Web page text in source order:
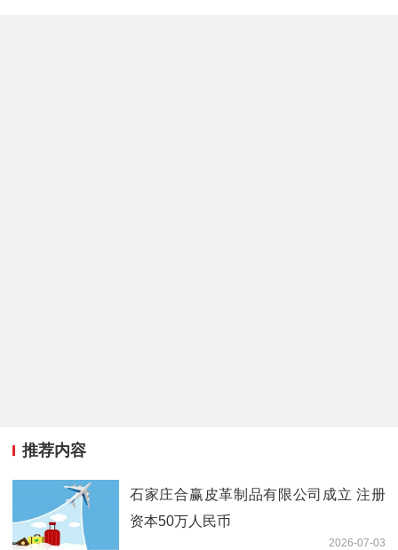
推荐内容
石家庄合赢皮革制品有限公司成立 注册
资本50万人民币
2026-07-03